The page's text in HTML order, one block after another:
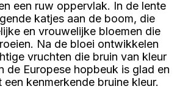
een ruw oppervlak. In de lente
katjes aan de boom, die
en vrouwelijke bloemen die
Na de bloei ontwikkelen
vruchten die bruin van kleur
de Europese hopbeuk is glad en
kenmerkende bruine kleur.